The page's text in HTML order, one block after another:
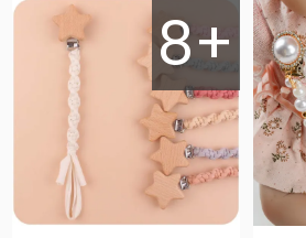
8+